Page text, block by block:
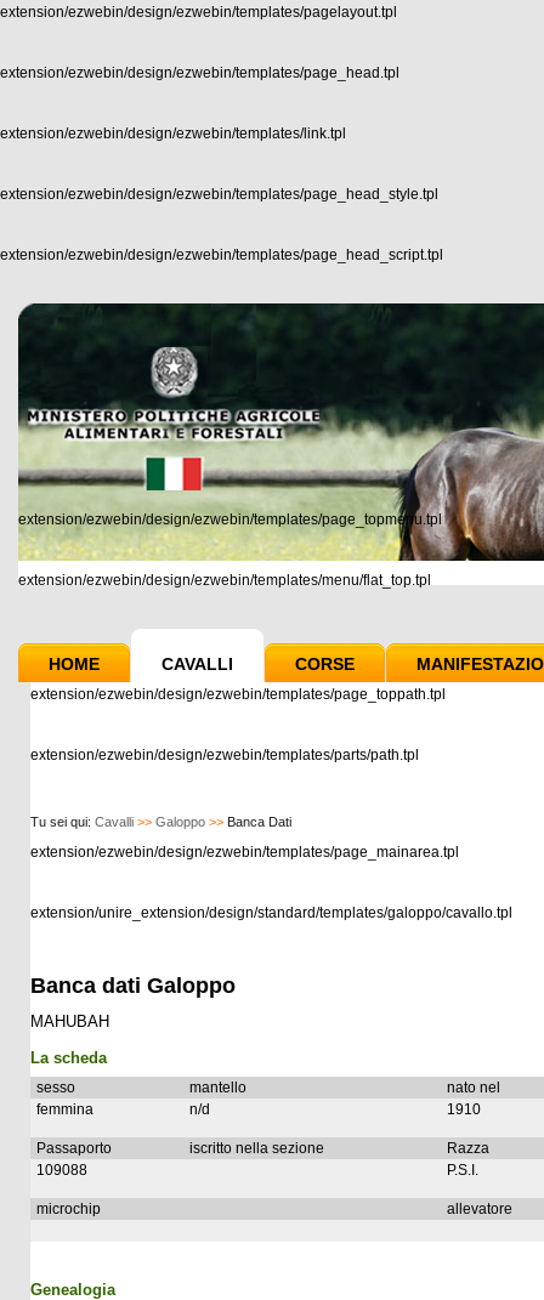
extension/ezwebin/design/ezwebin/templates/pagelayout.tpl
extension/ezwebin/design/ezwebin/templates/page_head.tpl
extension/ezwebin/design/ezwebin/templates/link.tpl
extension/ezwebin/design/ezwebin/templates/page_head_style.tpl
extension/ezwebin/design/ezwebin/templates/page_head_script.tpl
extension/ezwebin/design/ezwebin/templates/page_topmenu.tpl
extension/ezwebin/design/ezwebin/templates/menu/flat_top.tpl
HOME CAVALLI CORSE
extension/ezwebin/design/ezwebin/templates/page_toppath.tpl
extension/ezwebin/design/ezwebin/templates/parts/path.tpl
Tu sei qui: Cavalli >> Galoppo >> Banca Dati
extension/ezwebin/design/ezwebin/templates/page_mainarea.tpl
extension/unire_extension/design/standard/templates/galoppo/cavallo.tpl
Banca dati Galoppo
MAHUBAH
La scheda
sesso mantello
nato nel
femmina
n/d 1910
Passaporto iscritto nella sezione
Razza
109088
P.S.I.
microchip allevatore
Genealogia